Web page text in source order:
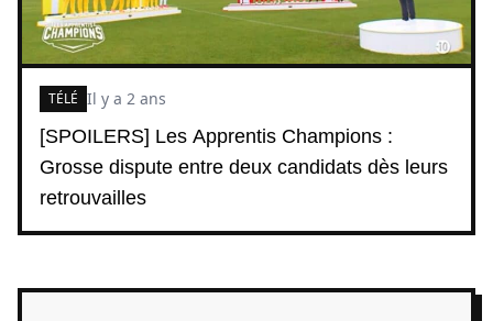
[SPOILERS] Les Apprentis Champions :
Grosse dispute entre deux candidats dès leurs
retrouvailles
TÉLÉ Il y a 2 ans